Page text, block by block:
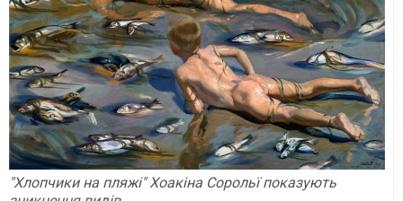
"Хлопчики на пляжі" Хоакіна Сорольї показують